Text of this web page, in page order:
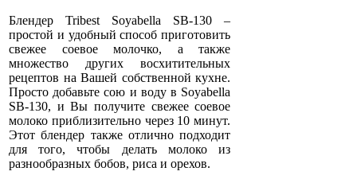
Блендер Tribest Soyabella SB-130 –
простой и удобный способ приготовить
свежее соевое молочко, а также
множество других восхитительных
рецептов на Вашей собственной кухне.
Просто добавьте сою и воду в Soyabella
SB-130, и Вы получите свежее соевое
молоко приблизительно через 10 минут.
Этот блендер также отлично подходит
для того, чтобы делать молоко из
разнообразных бобов, риса и орехов.